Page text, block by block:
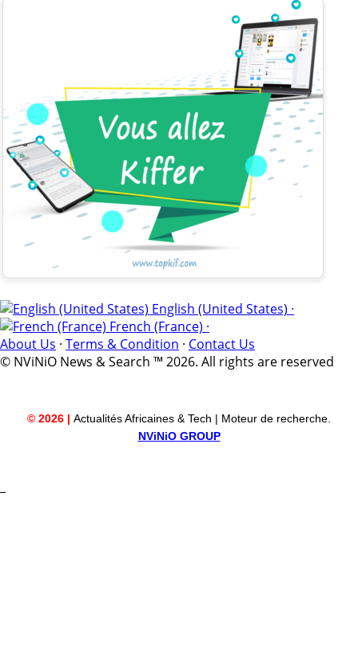
English (United States) ·
French (France) ·
About Us · Terms & Condition · Contact Us
© NViNiO News & Search ™ 2026. All rights are reserved
© 2026 | Actualités Africaines & Tech | Moteur de recherche.
NViNiO GROUP